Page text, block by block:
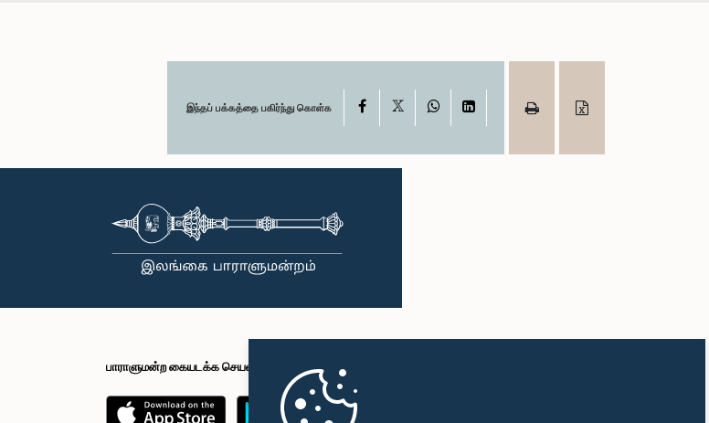
இந்தப் பக்கத்தை பகிர்ந்து கொள்க Facebook WhatsAppLinkedIn
பாராளுமன்ற கையடக்க செயலி